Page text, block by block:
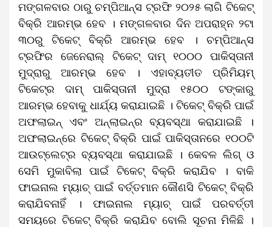
ମଙ୍ଗଳବାର ଠାରୁ ଚମ୍ପିଆନ୍ସ ଟ୍ରଫି ୨୦୨୫ ଲାଗି ଟିକେଟ୍‌
ବିକ୍ରି ଆରମ୍ଭ ହେବ । ମଙ୍ଗଳବାର ଦିନ ଅପରାହ୍ନ ୨ଟା
୩୦ରୁ ଟିକେଟ୍‌ ବିକ୍ରି ଆରମ୍ଭ ହେବ । ଚମ୍ପିଆନ୍ସ
ଟ୍ରଫିର ଜେନେରାଲ୍‌ ଟିକେଟ୍‌ ଦାମ୍‌ ୧୦୦୦ ପାକିସ୍ତାନୀ
ମୁଦ୍ରାରୁ ଆରମ୍ଭ ହେବ । ଏହାବ୍ୟତୀତ ପ୍ରିମିୟମ୍‌
ଟିକେଟ୍‌ର ଦାମ୍‌ ପାକିସ୍ତାନୀ ମୁଦ୍ରା ୧୫୦୦ ଟଙ୍କାରୁ
ଆରମ୍ଭ ହେବାକୁ ଧାର୍ଯ୍ୟ କରାଯାଇଛି । ଟିକେଟ୍‌ ବିକ୍ରି ପାଇଁ
ଅଫଲାଇନ୍‌ ଏବଂ ଅନ୍‌ଲାଇନ୍‌ର ବ୍ୟବସ୍ଥା କରାଯାଇଛି ।
ଅଫଲାଇନ୍‌ରେ ଟିକେଟ୍‌ ବିକ୍ରି ପାଇଁ ପାକିସ୍ତାନରେ ୧୦୦ଟି
ଆଉଟ୍‌ଲେଟ୍‌ର ବ୍ୟବସ୍ଥା କରାଯାଇଛି । କେବଳ ଲିଗ୍‌ ଓ
ସେମି ମୁକାବିଲା ପାଇଁ ଟିକେଟ୍‌ ବିକ୍ରି କରାଯିବ । ବାକି
ଫାଇନାଲ ମ୍ୟାଚ୍‌ ପାଇଁ ବର୍ତ୍ତମାନ କୌଣସି ଟିକେଟ୍‌ ବିକ୍ରି
କରାଯିବନାହିଁ । ଫାଇନାଲ ମ୍ୟାଚ୍‌ ପାଇଁ ପରବର୍ତ୍ତୀ
ସମୟରେ ଟିକେଟ୍‌ ବିକ୍ରି କରାଯିବ ବୋଲି ସୂଚନା ମିଳିଛି ।